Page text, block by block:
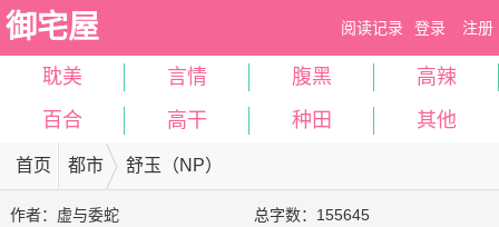
御宅屋 阅读记录 登录 注册
耽美 言情 腹黑
高辣
百合
高干 种田 其他
首页 都市 舒玉（NP）
作者： 虚与委蛇
总字数：155645